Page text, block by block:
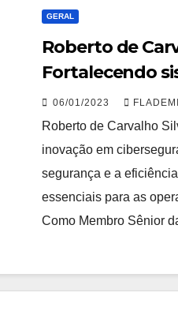
GERAL
Roberto de
Fortalecendo
pesquisa
cibersegurança
06/01/2023
Roberto de Carvalho
inovação em
segurança e a
essenciais para as
Como Membro Sênior